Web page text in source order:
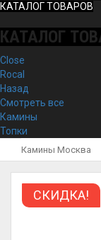
КАТАЛОГ ТОВАРОВ
КАТАЛОГ
Close
Rocal
Назад
Смотреть все
Камины
Топки
Камины Москва
СКИДКА!